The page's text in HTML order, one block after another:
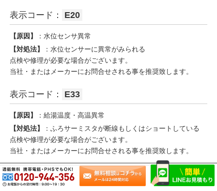
表示コード： E20
【原因】
：水位センサ異常
【対処法】
：水位センサーに異常がみられる
点検や修理が必要な場合がございます。
当社・またはメーカーにお問合せされる事を推奨致します。
表示コード： E33
【原因】
：給湯温度・高温異常
【対処法】
：ふろサーミスタが断線もしくはショートしている
点検や修理が必要な場合がございます。
当社・またはメーカーにお問合せされる事を推奨致します。
表示コード： E45